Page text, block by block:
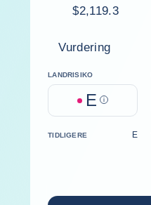
$2,119.3
Vurdering
LANDRISIKO
E Help
TIDLIGERE E